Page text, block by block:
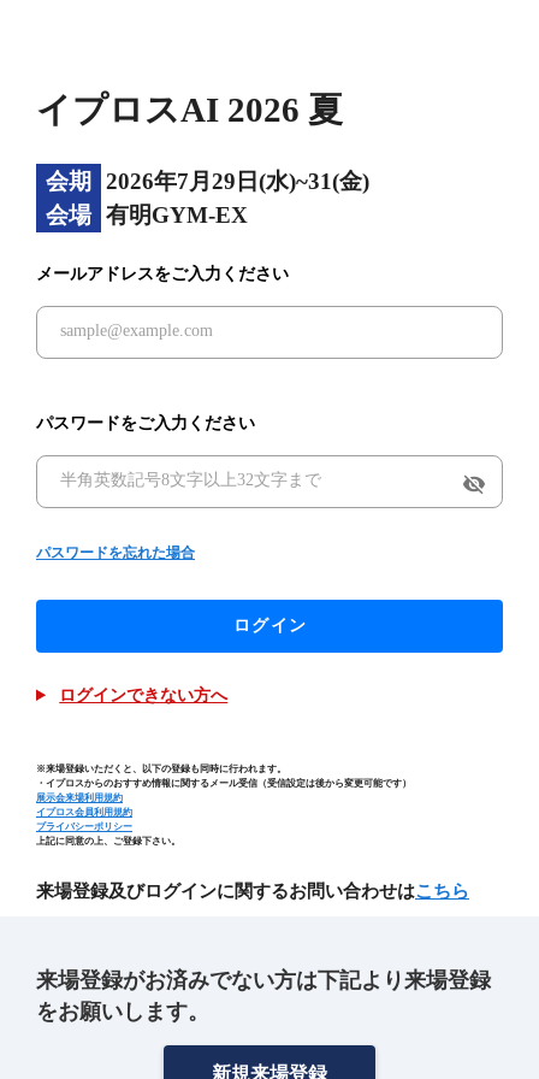
来場登録がお済みでない方は下記より来場登録
をお願いします。
新規来場登録
イプロスAI 2026 夏
会期
2026年7月29日(水)~31(金)
会場 有明GYM-EX
メールアドレスをご入力ください
パスワードをご入力ください
visibility_off
パスワードを忘れた場合
ログイン
ログインできない方へ
※来場登録いただくと、以下の登録も同時に行われます。
・イプロスからのおすすめ情報に関するメール受信（受信設定は後から変更可能です）
展示会来場利用規約
イプロス会員利用規約
プライバシーポリシー
上記に同意の上、ご登録下さい。
来場登録及びログインに関するお問い合わせはこちら